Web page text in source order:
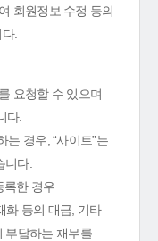
회원정보 수정 등의
.
요청할 수 있으며
다.
경우, “사이트”는
니다.
록한 경우
화 등의 대금, 기타
부담하는 채무를